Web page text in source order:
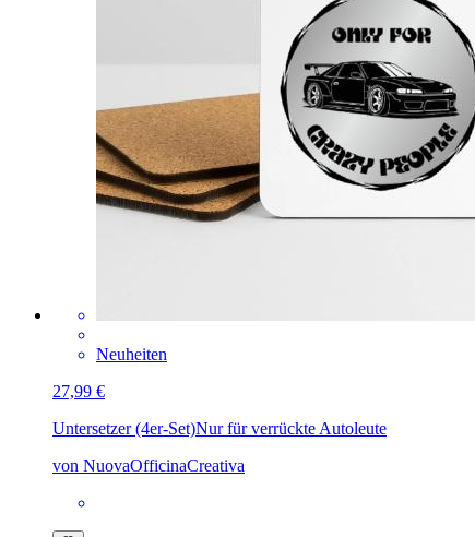
Neuheiten
27,99 €
Untersetzer (4er-Set)Nur für verrückte Autoleute
von NuovaOfficinaCreativa